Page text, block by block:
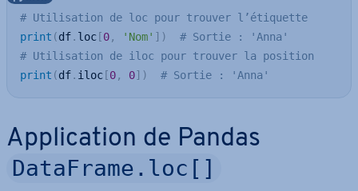
# Utilisation de loc pour trouver l’étiquette
print (df. loc [0, 'Nom' ] )
# Sortie : 'Anna'
# Utilisation de iloc pour trouver la position
print (df. iloc [0, 0] ) # Sortie : 'Anna'
Ap­pli­ca­tion de Pandas
DataFrame.loc[]